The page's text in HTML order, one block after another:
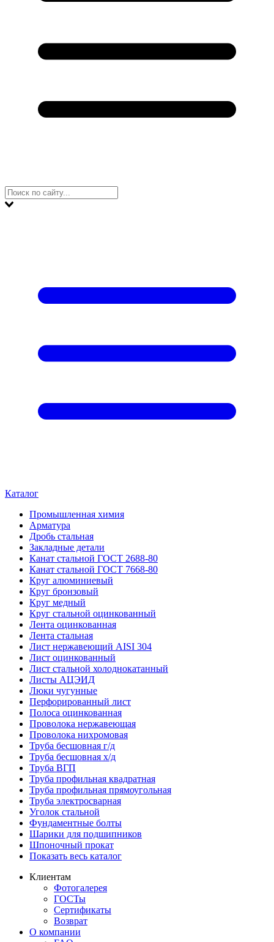
Каталог
Промышленная химия
Арматура
Дробь стальная
Закладные детали
Канат стальной ГОСТ 2688-80
Канат стальной ГОСТ 7668-80
Круг алюминиевый
Круг бронзовый
Круг медный
Круг стальной оцинкованный
Лента оцинкованная
Лента стальная
Лист нержавеющий AISI 304
Лист оцинкованный
Лист стальной холоднокатанный
Листы АЦЭИД
Люки чугунные
Перфорированный лист
Полоса оцинкованная
Проволока нержавеющая
Проволока нихромовая
Труба бесшовная г/д
Труба бесшовная х/д
Труба ВГП
Труба профильная квадратная
Труба профильная прямоугольная
Труба электросварная
Уголок стальной
Фундаментные болты
Шарики для подшипников
Шпоночный прокат
Показать весь каталог
Клиентам
Фотогалерея
ГОСТы
Сертификаты
Возврат
О компании